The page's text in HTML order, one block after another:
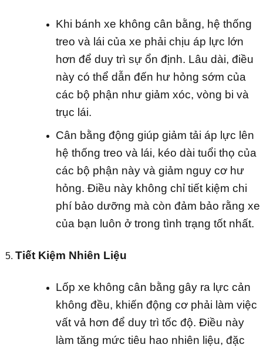
Khi bánh xe không cân bằng, hệ thống
treo và lái của xe phải chịu áp lực lớn
hơn để duy trì sự ổn định. Lâu dài, điều
này có thể dẫn đến hư hỏng sớm của
các bộ phận như giảm xóc, vòng bi và
trục lái.
Cân bằng động giúp giảm tải áp lực lên
hệ thống treo và lái, kéo dài tuổi thọ của
các bộ phận này và giảm nguy cơ hư
hỏng. Điều này không chỉ tiết kiệm chi
phí bảo dưỡng mà còn đảm bảo rằng xe
của bạn luôn ở trong tình trạng tốt nhất.
Tiết Kiệm Nhiên Liệu
Lốp xe không cân bằng gây ra lực cản
không đều, khiến động cơ phải làm việc
vất vả hơn để duy trì tốc độ. Điều này
làm tăng mức tiêu hao nhiên liệu, đặc